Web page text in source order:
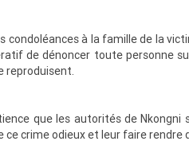
condoléances à la famille de la
de dénoncer toute personne
reproduisent.
que les autorités de
ce crime odieux et leur faire rendre